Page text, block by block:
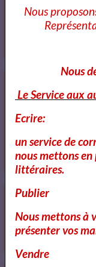
les video du jour
Bibliothéque
Bibliothéque
Notre
Vidéos
Nous
Nous
Le Service aux
Ecrire:
un service de
nous mettons
littéraires.
Publier
Nous mettons à
présenter vos
Vendre